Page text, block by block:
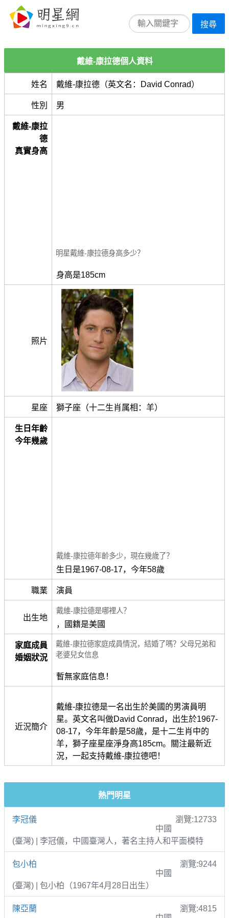
搜尋
戴維-康拉德個人資料
姓名 戴維-康拉德（英文名：David Conrad）
性別 男
戴維-康拉
德
真實身高
明星戴維-康拉德身高多少？
身高是185cm
照片
星座 獅子座（十二生肖属相：羊）
生日年齡
今年幾歲
戴維-康拉德年齡多少，現在幾歲了？
生日是1967-08-17，今年58歲
職業 演員
出生地
戴維-康拉德是哪裡人？
，國籍是美國
家庭成員
婚姻狀況
戴維-康拉德家庭成員情況，結婚了嗎？父母兄弟和
老婆兒女信息
暫無家庭信息！
近況簡介
戴維-康拉德是一名出生於美國的男演員明
星。英文名叫做David Conrad，出生於1967-
08-17，今年年齡是58歲，是十二生肖中的
羊，獅子座星座淨身高185cm。關注最新近
況，一起支持戴維-康拉德吧！
熱門明星
李冠儀
瀏覽:12733
中國
(臺灣) | 李冠儀，中國臺灣人，著名主持人和平面模特
包小柏
瀏覽:9244
中國
(臺灣) | 包小柏（1967年4月28日出生）
陳亞蘭
瀏覽:4815